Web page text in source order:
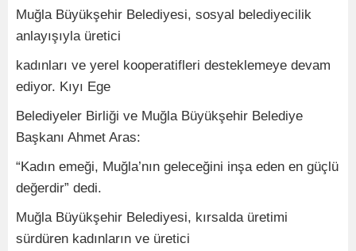
Muğla Büyükşehir Belediyesi, sosyal belediyecilik
anlayışıyla üretici
kadınları ve yerel kooperatifleri desteklemeye devam
ediyor. Kıyı Ege
Belediyeler Birliği ve Muğla Büyükşehir Belediye
Başkanı Ahmet Aras:
“Kadın emeği, Muğla’nın geleceğini inşa eden en güçlü
değerdir” dedi.
Muğla Büyükşehir Belediyesi, kırsalda üretimi
sürdüren kadınların ve üretici